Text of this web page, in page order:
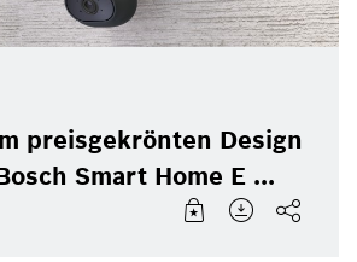
preisgekrönten Design
Smart Home E ...